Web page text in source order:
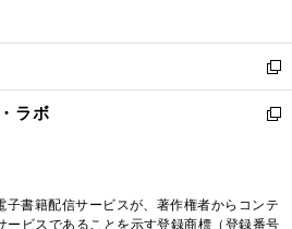
開
く
ウ
で
開
く
ン
ド
ウ
で
ウ
ィ
ン
ド
く
新
し
い
ド
ラボ
新
ィ
書籍配信サービスが、著作権者からコンテ
ービスであることを示す登録商標（登録番号